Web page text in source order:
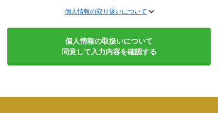
個人情報の取り扱いについて
個人情報の取扱いについて
同意して入力内容を確認する